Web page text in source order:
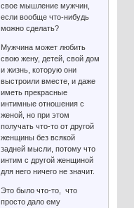
свое мышление мужчин,
если вообще что-нибудь
можно сделать?
Мужчина может любить
свою жену, детей, свой дом
и жизнь, которую они
выстроили вместе, и даже
иметь прекрасные
интимные отношения с
женой, но при этом
получать что-то от другой
женщины без всякой
задней мысли, потому что
интим с другой женщиной
для него ничего не значит.
Это было что-то, что
просто дало ему